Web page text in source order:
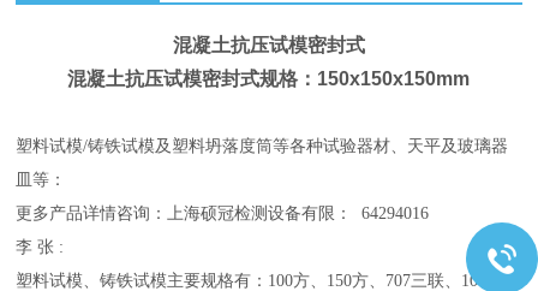
混凝土抗压试模密封式
混凝土抗压试模密封式规格：150x150x150mm
塑料试模/铸铁试模及塑料坍落度筒等各种试验器材、天平及玻璃器
皿等：
更多产品详情咨询：上海硕冠检测设备有限： 64294016
李 张 :
塑料试模、铸铁试模主要规格有：100方、150方、707三联、100三